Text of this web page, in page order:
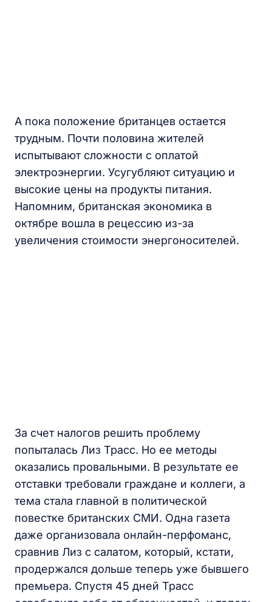
А пока положение британцев остается
трудным. Почти половина жителей
испытывают сложности с оплатой
электроэнергии. Усугубляют ситуацию и
высокие цены на продукты питания.
Напомним, британская экономика в
октябре вошла в рецессию из-за
увеличения стоимости энергоносителей.
За счет налогов решить проблему
попыталась Лиз Трасс. Но ее методы
оказались провальными. В результате ее
отставки требовали граждане и коллеги, а
тема стала главной в политической
повестке британских СМИ. Одна газета
даже организовала онлайн-перфоманс,
сравнив Лиз с салатом, который, кстати,
продержался дольше теперь уже бывшего
премьера. Спустя 45 дней Трасс